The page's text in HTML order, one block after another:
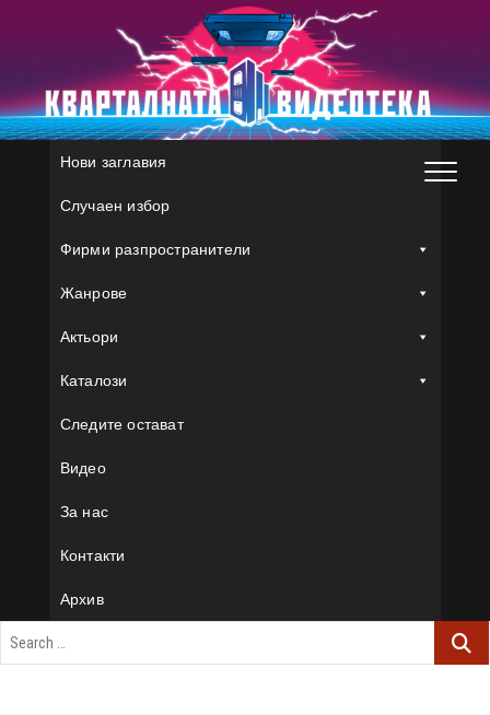
Нови заглавия
Случаен избор
Фирми разпространители
Жанрове
Актьори
Каталози
Следите остават
Видео
За нас
Контакти
Архив